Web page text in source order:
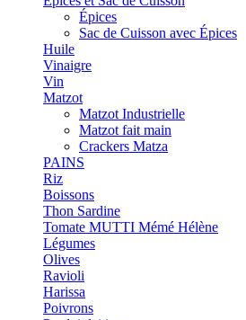
Épices
Sac de Cuisson avec Épices
Huile
Vinaigre
Vin
Matzot
Matzot Industrielle
Matzot fait main
Crackers Matza
PAINS
Riz
Boissons
Thon Sardine
Tomate MUTTI Mémé Hélène
Légumes
Olives
Ravioli
Harissa
Poivrons